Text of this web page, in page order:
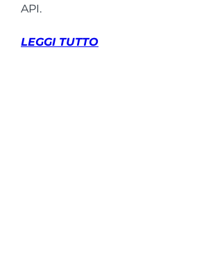
API.
LEGGI TUTTO